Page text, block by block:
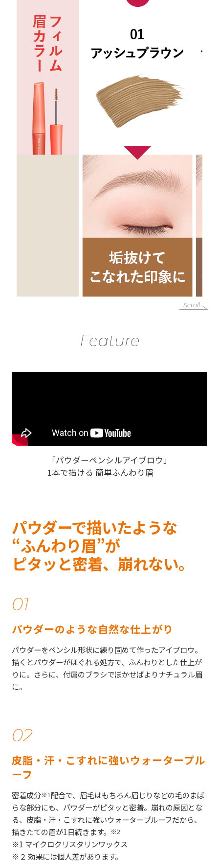
Scroll
Feature
「パウダーペンシルアイブロウ」
1本で描ける 簡単ふんわり眉
パウダーで描いたような
“ふんわり眉”が
ピタッと密着、崩れない。
01
パウダーのような自然な仕上がり
パウダーをペンシル形状に練り固めて作ったアイブロウ。
描くとパウダーがほぐれる処方で、ふんわりとした仕上が
りに。さらに、付属のブラシでぼかせばよりナチュラル眉
に。
02
皮脂・汗・こすれに強いウォータープル
ーフ
密着成分※1配合で、眉毛はもちろん眉じりなどの毛のまば
らな部分にも、パウダーがピタッと密着。崩れの原因とな
る、皮脂・汗・こすれに強いウォータープルーフだから、
描きたての眉が1日続きます。 ※2
※1 マイクロクリスタリンワックス
※２ 効果には個人差があります。